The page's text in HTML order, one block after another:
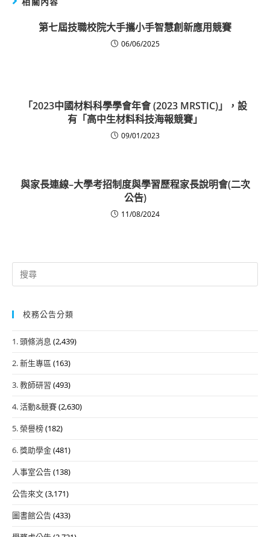
第七屆技職校院大手攜小手智慧創新應用競賽
06/06/2025
「2023中國材料科學學會年會 (2023 MRSTIC)」，設
有「高中生材料科技海報競賽」
09/01/2023
與家長連線–大學考招制度與學習歷程家長說明會(二次
公告)
11/08/2024
Search
for:
校務公告分類
1. 頭條消息 (2,439)
2. 新生專區 (163)
3. 教師研習 (493)
4. 活動&競賽(2,630)
5. 榮譽榜(182)
6. 獎助學金(481)
人事室公告(138)
公告來文(3,171)
圖書館公告(433)